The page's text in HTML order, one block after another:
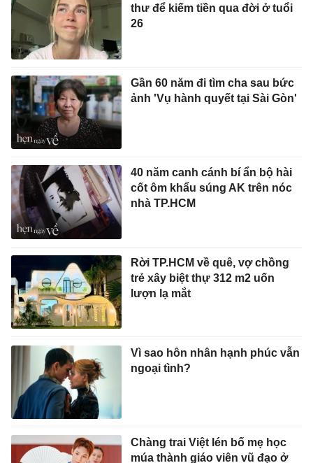
thư để kiếm tiền qua đời ở tuổi
26
Gần 60 năm đi tìm cha sau bức
ảnh 'Vụ hành quyết tại Sài Gòn'
40 năm canh cánh bí ẩn bộ hài
cốt ôm khẩu súng AK trên nóc
nhà TP.HCM
Rời TP.HCM về quê, vợ chồng
trẻ xây biệt thự 312 m2 uốn
lượn lạ mắt
Vì sao hôn nhân hạnh phúc vẫn
ngoại tình?
Chàng trai Việt lén bố mẹ học
múa thành giáo viên vũ đạo ở